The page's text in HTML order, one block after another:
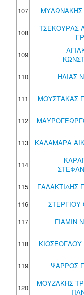
107
ΜΥΛΩΝΑΚΗΣ
108
ΤΣΕΚΟΥΡΑΣ
109
110
ΗΛΙΑΣ
111
ΜΟΥΣΤΑΚΑΣ
112
113
ΚΑΛΑΜΑΡΑ
114
115
ΓΑΛΑΚΤΙΔΗΣ
116
117
ΓΙΑΜΙΝ
118
ΚΙΟΣΕΟΓΛΟΥ
119
ΨΑΡΡΟΣ
120
ΜΟΥΖΑΚΗΣ